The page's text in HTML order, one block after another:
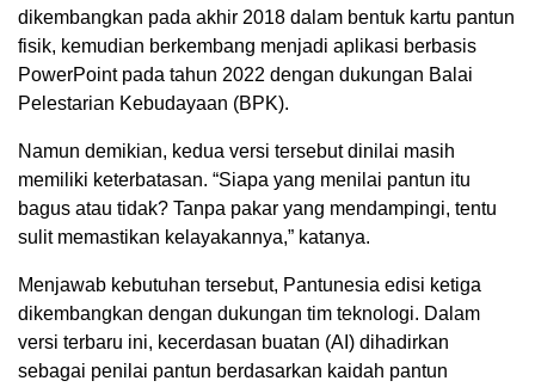
dikembangkan pada akhir 2018 dalam bentuk kartu pantun
fisik, kemudian berkembang menjadi aplikasi berbasis
PowerPoint pada tahun 2022 dengan dukungan Balai
Pelestarian Kebudayaan (BPK).
Namun demikian, kedua versi tersebut dinilai masih
memiliki keterbatasan. “Siapa yang menilai pantun itu
bagus atau tidak? Tanpa pakar yang mendampingi, tentu
sulit memastikan kelayakannya,” katanya.
Menjawab kebutuhan tersebut, Pantunesia edisi ketiga
dikembangkan dengan dukungan tim teknologi. Dalam
versi terbaru ini, kecerdasan buatan (AI) dihadirkan
sebagai penilai pantun berdasarkan kaidah pantun